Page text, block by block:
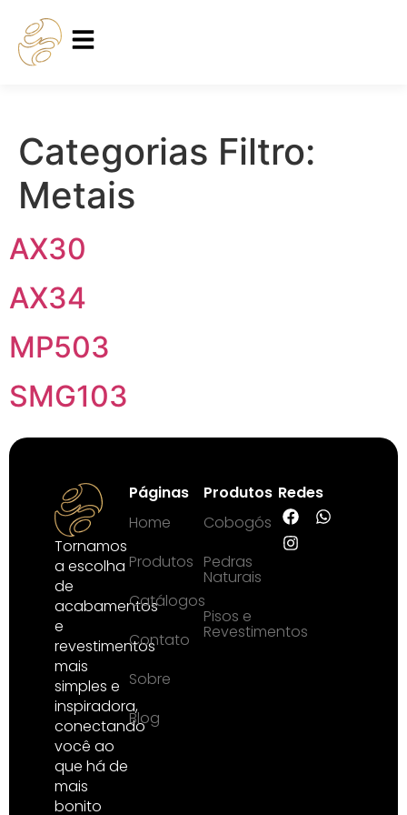
Categorias Filtro:
Metais
AX30
AX34
MP503
SMG103
Tornamos
a escolha
de
acabamentos
e
revestimentos
mais
simples e
inspiradora,
conectando
você ao
que há de
mais
bonito
Páginas
Home
Produtos
Catálogos
Contato
Sobre
Blog
Produtos
Cobogós
Pedras
Naturais
Pisos e
Revestimentos
Redes